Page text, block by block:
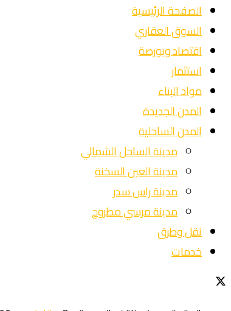
الصفحة الرئيسية
السوق العقاري
اقتصاد وبورصة
استثمار
مواد البناء
المدن الجديدة
المدن الساحلية
مدينة الساحل الشمالي
مدينة العين السخنة
مدينة راس سدر
مدينة مرسي مطروح
نقل وطرق
خدمات